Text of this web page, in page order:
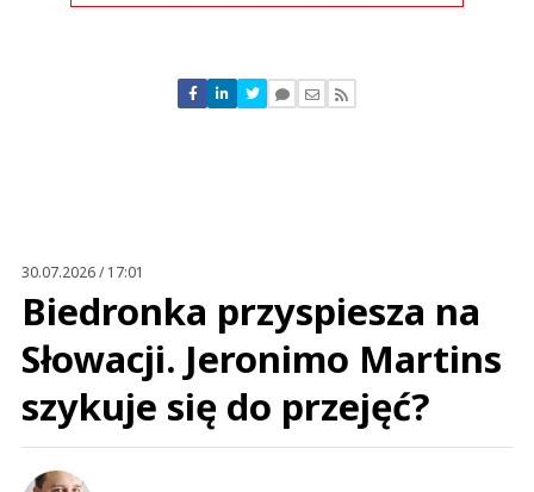
Kosa
Odpowiedz
0
Nie znaleziono komentarzy
30.07.2026 / 17:01
Biedronka przyspiesza na
Słowacji. Jeronimo Martins
szykuje się do przejęć?